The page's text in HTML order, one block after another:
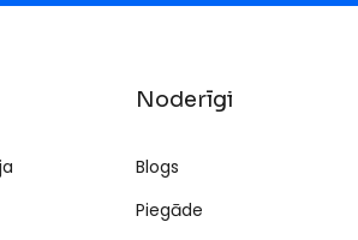
Noderīgi
Blogs
Piegāde